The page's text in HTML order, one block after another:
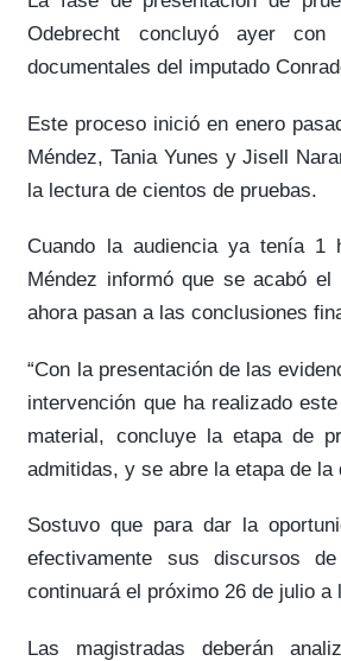
Odebrecht concluyó ayer
documentales del imputado
Este proceso inició en enero
Méndez, Tania Yunes y Jisell
la lectura de cientos de pruebas.
Cuando la audiencia ya tenía 1
Méndez informó que se acabó
ahora pasan a las conclusiones
“Con la presentación de las
intervención que ha realizado
material, concluye la etapa de
admitidas, y se abre la etapa de la
Sostuvo que para dar la
efectivamente sus discursos
continuará el próximo 26 de julio a
Las magistradas deberán